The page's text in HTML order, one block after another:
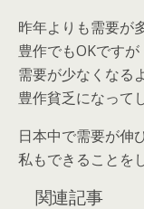
昨年よりも需要が
豊作でもOKですが
需要が少なくなる
豊作貧乏になって
日本中で需要が伸
私もできることを
関連記事